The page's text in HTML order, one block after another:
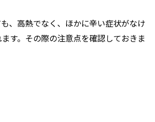
、高熱でなく、ほかに辛い症状がなけ
す。その際の注意点を確認しておきま